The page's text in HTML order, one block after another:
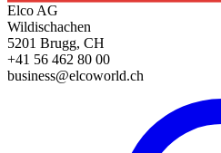
Elco AG
Wildischachen
5201 Brugg, CH
+41 56 462 80 00
business@elcoworld.ch